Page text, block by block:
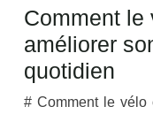
Comment le
améliorer
quotidien
# Comment le vélo